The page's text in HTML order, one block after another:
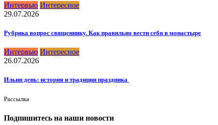
Интервью Интересное
29.07.2026
Рубрика вопрос священнику. Как правильно вести себя в монастыре
Интервью Интересное
26.07.2026
Ильин день: история и традиции праздника
Рассылка
Подпишитесь на наши новости